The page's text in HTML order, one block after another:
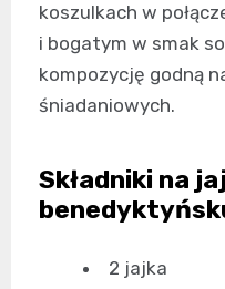
koszulkach w
i bogatym w smak
kompozycję godną
śniadaniowych.
Składniki na
2 jajka